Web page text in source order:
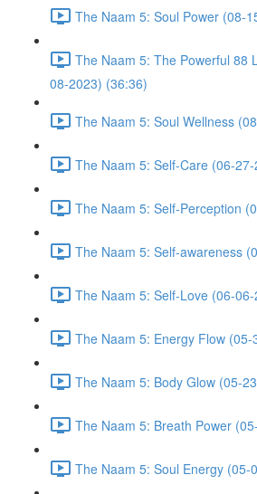
The Naam 5: Soul Power (08-
The Naam 5: The Powerful 88
08-2023) (36:36)
The Naam 5: Soul Wellness
The Naam 5: Self-Care (06-
The Naam 5: Self-Perception
The Naam 5: Self-awareness
The Naam 5: Self-Love (06-
The Naam 5: Energy Flow
The Naam 5: Body Glow (05-
The Naam 5: Breath Power
The Naam 5: Soul Energy (05-